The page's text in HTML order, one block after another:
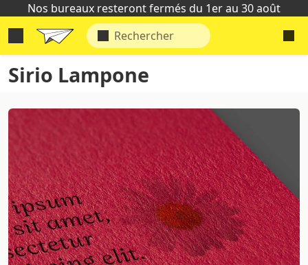
Nos bureaux resteront fermés du 1er au 30 août
Sirio Lampone